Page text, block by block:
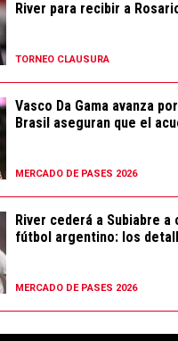
River para recibir a
TORNEO CLAUSURA
Vasco Da Gama avanza
Brasil aseguran que el
MERCADO DE PASES 2026
River cederá a Subiabre
fútbol argentino: los
MERCADO DE PASES 2026